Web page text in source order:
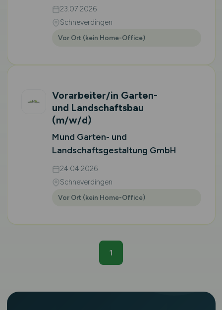
23.07.2026
Schneverdingen
Vor Ort (kein Home-Office)
Vorarbeiter/in Garten-
und Landschaftsbau
(m/w/d)
Mund Garten- und
Landschaftsgestaltung GmbH
24.04.2026
Schneverdingen
Vor Ort (kein Home-Office)
1